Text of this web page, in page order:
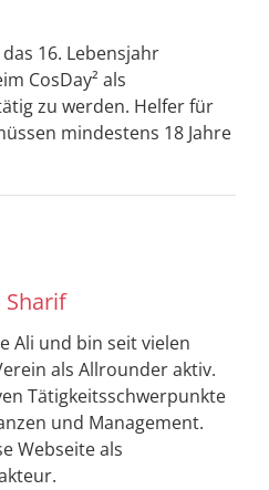
16. Lebensjahr
CosDay² als
zu werden. Helfer für
mindestens 18 Jahre
Sharif
Ali und bin seit vielen
als Allrounder aktiv.
Tätigkeitsschwerpunkte
und Management.
Webseite als